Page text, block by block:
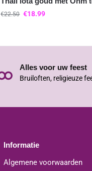
€22.50 €18.99
Alles voor uw feest
Bruiloften, religieuze
Informatie
Algemene voorwaarden